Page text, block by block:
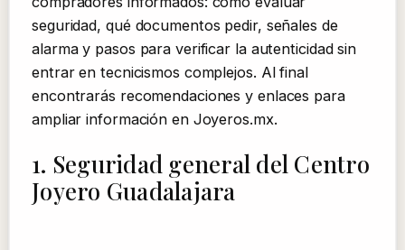
seguridad, qué documentos pedir, señales de
alarma y pasos para verificar la autenticidad sin
entrar en tecnicismos complejos. Al final
encontrarás recomendaciones y enlaces para
ampliar información en Joyeros.mx.
1. Seguridad general del Centro
Joyero Guadalajara